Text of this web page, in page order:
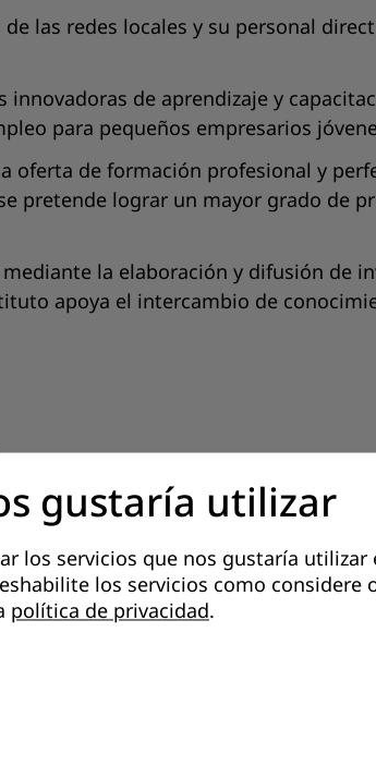
las redes locales y su personal
de aprendizaje y
para pequeños empresarios
de formación profesional y
pretende lograr un mayor grado de
la elaboración y difusión de
apoya el intercambio de
CEBA abierto y Secundaria común.
gustaría utilizar
los servicios que nos gustaría utilizar
los servicios como considere
política de privacidad.